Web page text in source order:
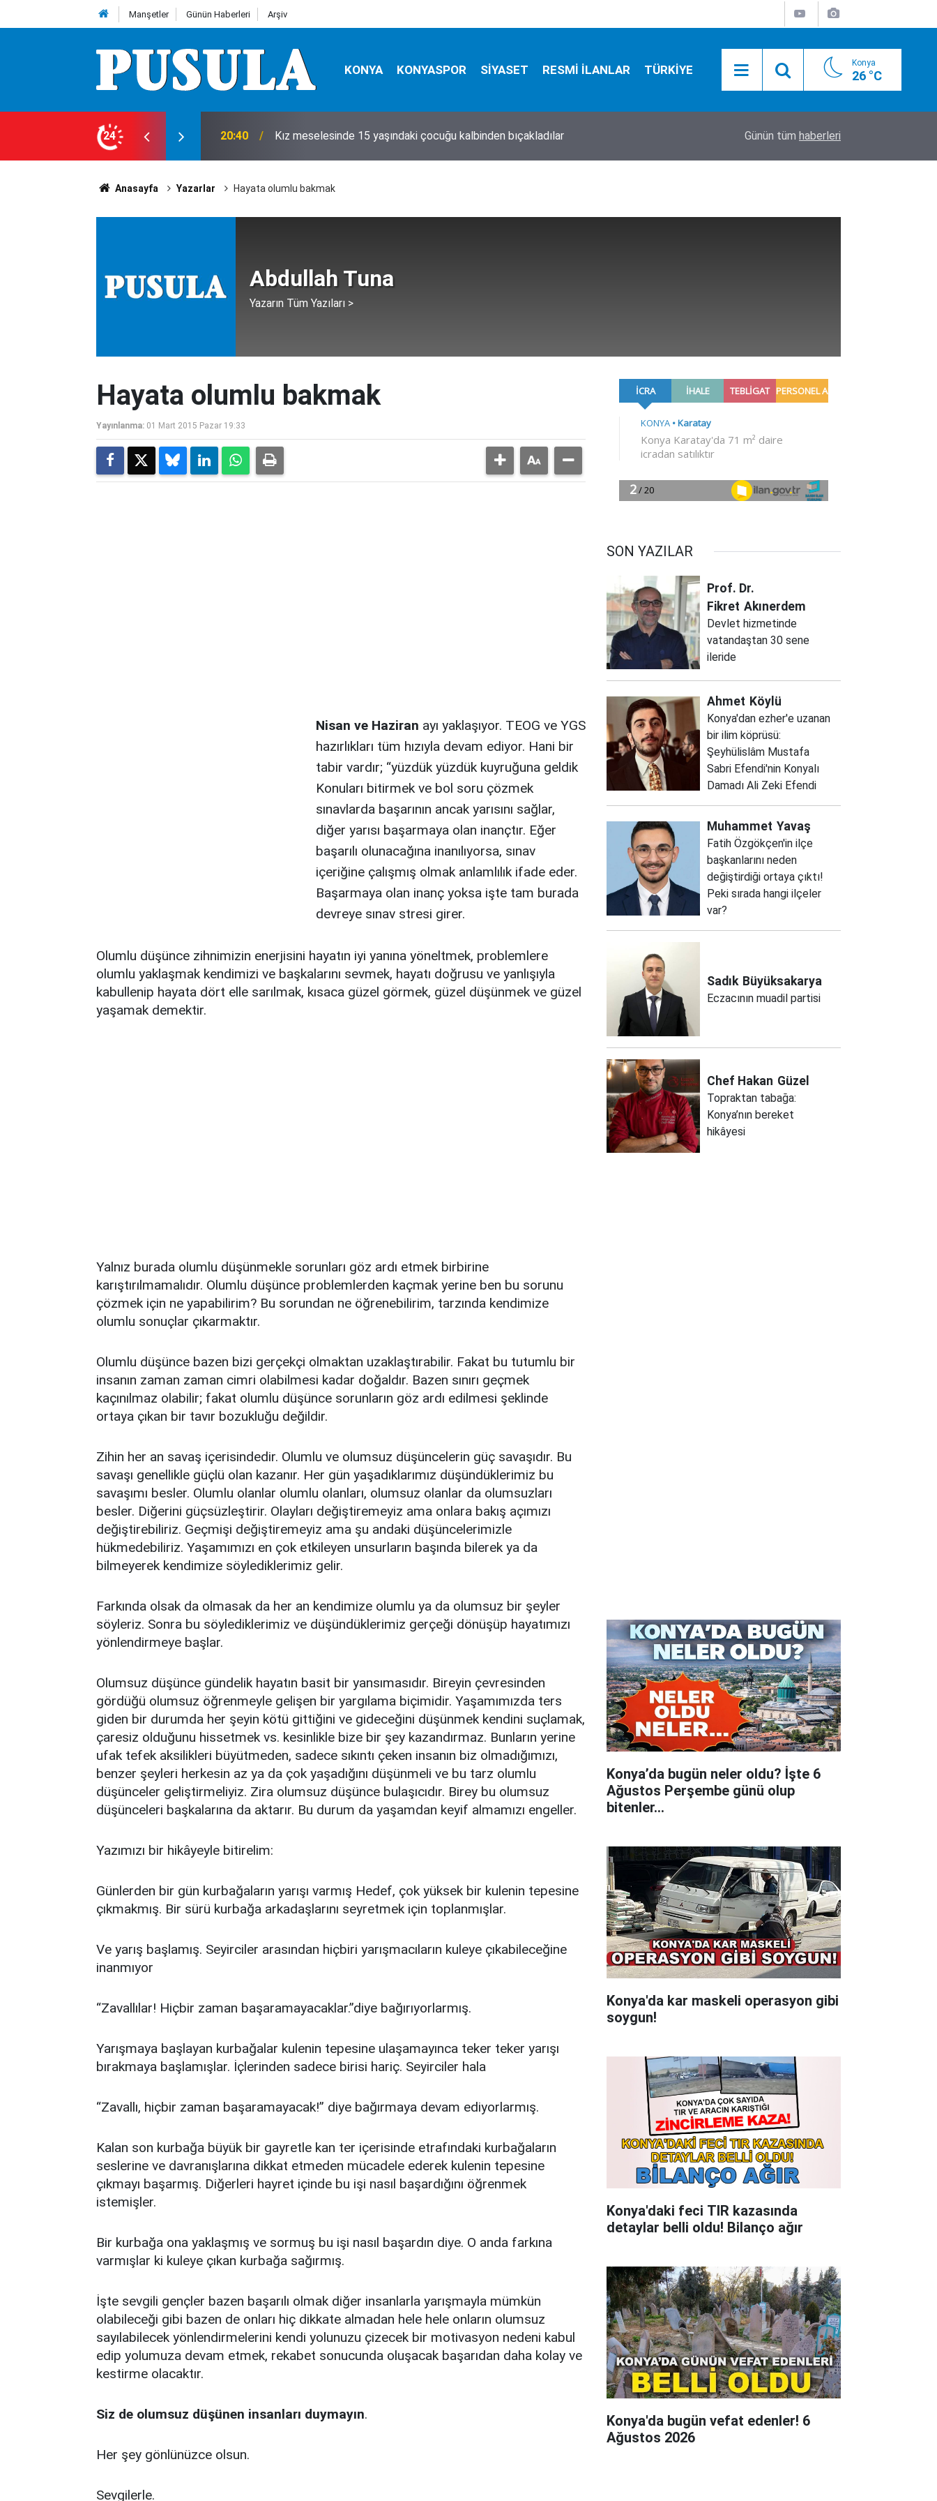
Manşetler Günün Haberleri Arşiv
KONYA KONYASPOR SİYASET RESMİ İLANLAR TÜRKİYE Konya
26 °C
24
kalbinden bıçakladılar 20:35 Komşuda, çalışmak 10 gün yasaklandı! İşte sakladıkları ve utandıkları o isim!
Günün tüm haberleri
Anasayfa Yazarlar Hayata olumlu bakmak
Abdullah Tuna
Yazarın Tüm Yazıları >
Hayata olumlu bakmak
Yayınlanma: 01 Mart 2015 Pazar 19:33
Nisan ve Haziran ayı yaklaşıyor. TEOG ve YGS
hazırlıkları tüm hızıyla devam ediyor. Hani bir
tabir vardır; “yüzdük yüzdük kuyruğuna geldik
Konuları bitirmek ve bol soru çözmek
sınavlarda başarının ancak yarısını sağlar,
diğer yarısı başarmaya olan inançtır. Eğer
başarılı olunacağına inanılıyorsa, sınav
içeriğine çalışmış olmak anlamlılık ifade eder.
Başarmaya olan inanç yoksa işte tam burada
devreye sınav stresi girer.
Olumlu düşünce zihnimizin enerjisini hayatın iyi yanına yöneltmek, problemlere
olumlu yaklaşmak kendimizi ve başkalarını sevmek, hayatı doğrusu ve yanlışıyla
kabullenip hayata dört elle sarılmak, kısaca güzel görmek, güzel düşünmek ve güzel
yaşamak demektir.
Yalnız burada olumlu düşünmekle sorunları göz ardı etmek birbirine
karıştırılmamalıdır. Olumlu düşünce problemlerden kaçmak yerine ben bu sorunu
çözmek için ne yapabilirim? Bu sorundan ne öğrenebilirim, tarzında kendimize
olumlu sonuçlar çıkarmaktır.
Olumlu düşünce bazen bizi gerçekçi olmaktan uzaklaştırabilir. Fakat bu tutumlu bir
insanın zaman zaman cimri olabilmesi kadar doğaldır. Bazen sınırı geçmek
kaçınılmaz olabilir; fakat olumlu düşünce sorunların göz ardı edilmesi şeklinde
ortaya çıkan bir tavır bozukluğu değildir.
Zihin her an savaş içerisindedir. Olumlu ve olumsuz düşüncelerin güç savaşıdır. Bu
savaşı genellikle güçlü olan kazanır. Her gün yaşadıklarımız düşündüklerimiz bu
savaşımı besler. Olumlu olanlar olumlu olanları, olumsuz olanlar da olumsuzları
besler. Diğerini güçsüzleştirir. Olayları değiştiremeyiz ama onlara bakış açımızı
değiştirebiliriz. Geçmişi değiştiremeyiz ama şu andaki düşüncelerimizle
hükmedebiliriz. Yaşamımızı en çok etkileyen unsurların başında bilerek ya da
bilmeyerek kendimize söylediklerimiz gelir.
Farkında olsak da olmasak da her an kendimize olumlu ya da olumsuz bir şeyler
söyleriz. Sonra bu söylediklerimiz ve düşündüklerimiz gerçeği dönüşüp hayatımızı
yönlendirmeye başlar.
Olumsuz düşünce gündelik hayatın basit bir yansımasıdır. Bireyin çevresinden
gördüğü olumsuz öğrenmeyle gelişen bir yargılama biçimidir. Yaşamımızda ters
giden bir durumda her şeyin kötü gittiğini ve gideceğini düşünmek kendini suçlamak,
çaresiz olduğunu hissetmek vs. kesinlikle bize bir şey kazandırmaz. Bunların yerine
ufak tefek aksilikleri büyütmeden, sadece sıkıntı çeken insanın biz olmadığımızı,
benzer şeyleri herkesin az ya da çok yaşadığını düşünmeli ve bu tarz olumlu
düşünceler geliştirmeliyiz. Zira olumsuz düşünce bulaşıcıdır. Birey bu olumsuz
düşünceleri başkalarına da aktarır. Bu durum da yaşamdan keyif almamızı engeller.
Yazımızı bir hikâyeyle bitirelim:
Günlerden bir gün kurbağaların yarışı varmış Hedef, çok yüksek bir kulenin tepesine
çıkmakmış. Bir sürü kurbağa arkadaşlarını seyretmek için toplanmışlar.
Ve yarış başlamış. Seyirciler arasından hiçbiri yarışmacıların kuleye çıkabileceğine
inanmıyor
“Zavallılar! Hiçbir zaman başaramayacaklar.”diye bağırıyorlarmış.
Yarışmaya başlayan kurbağalar kulenin tepesine ulaşamayınca teker teker yarışı
bırakmaya başlamışlar. İçlerinden sadece birisi hariç. Seyirciler hala
“Zavallı, hiçbir zaman başaramayacak!” diye bağırmaya devam ediyorlarmış.
Kalan son kurbağa büyük bir gayretle kan ter içerisinde etrafındaki kurbağaların
seslerine ve davranışlarına dikkat etmeden mücadele ederek kulenin tepesine
çıkmayı başarmış. Diğerleri hayret içinde bu işi nasıl başardığını öğrenmek
istemişler.
Bir kurbağa ona yaklaşmış ve sormuş bu işi nasıl başardın diye. O anda farkına
varmışlar ki kuleye çıkan kurbağa sağırmış.
İşte sevgili gençler bazen başarılı olmak diğer insanlarla yarışmayla mümkün
olabileceği gibi bazen de onları hiç dikkate almadan hele hele onların olumsuz
sayılabilecek yönlendirmelerini kendi yolunuzu çizecek bir motivasyon nedeni kabul
edip yolumuza devam etmek, rekabet sonucunda oluşacak başarıdan daha kolay ve
kestirme olacaktır.
Siz de olumsuz düşünen insanları duymayın.
Her şey gönlünüzce olsun.
Sevgilerle.
SON YAZILAR
Prof. Dr.
Fikret Akınerdem
Devlet hizmetinde
vatandaştan 30 sene
ileride
Ahmet Köylü
Konya'dan ezher'e uzanan
bir ilim köprüsü:
Şeyhülislâm Mustafa
Sabri Efendi'nin Konyalı
Damadı Ali Zeki Efendi
Muhammet Yavaş
Fatih Özgökçen'in ilçe
başkanlarını neden
değiştirdiği ortaya çıktı!
Peki sırada hangi ilçeler
var?
Sadık Büyüksakarya
Eczacının muadil partisi
Chef Hakan Güzel
Topraktan tabağa:
Konya’nın bereket
hikâyesi
Konya’da bugün neler oldu? İşte 6
Ağustos Perşembe günü olup
bitenler…
Konya'da kar maskeli operasyon gibi
soygun!
Konya'daki feci TIR kazasında
detaylar belli oldu! Bilanço ağır
Konya'da bugün vefat edenler! 6
Ağustos 2026